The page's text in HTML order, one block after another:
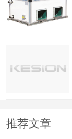
推荐文章